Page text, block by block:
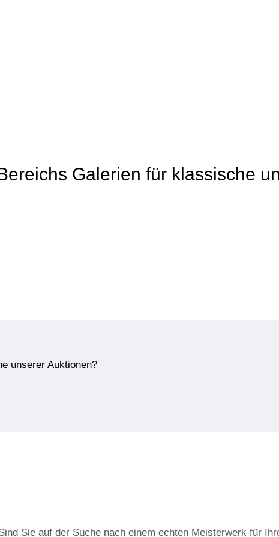
Galerien für klassische
unserer Auktionen?
Sie auf der Suche nach einem echten Meisterwerk für